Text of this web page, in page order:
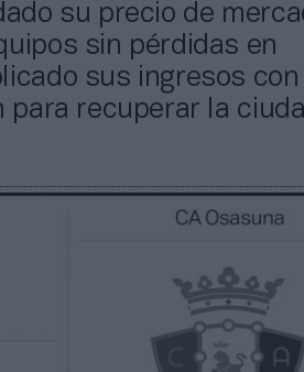
su precio de
sin pérdidas en
sus ingresos
para recuperar la